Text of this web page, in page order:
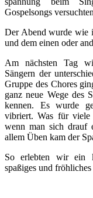
Gospelsongs
Der Abend wurde wie
und dem einen oder
Am nächsten Tag
Sängern der
Gruppe des Chores
ganz neue Wege des
kennen. Es wurde
vibriert. Was für viele
wenn man sich drauf
allem Üben kam der
So erlebten wir ein
spaßiges und